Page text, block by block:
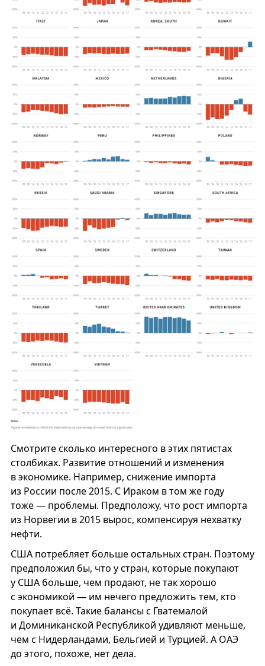
Смотрите сколько интересного в этих пятистах
столбиках. Развитие отношений и изменения
в экономике. Например, снижение импорта
из России после 2015. С Ираком в том же году
тоже — проблемы. Предположу, что рост импорта
из Норвегии в 2015 вырос, компенсируя нехватку
нефти.
США потребляет больше остальных стран. Поэтому
предположил бы, что у стран, которые покупают
у США больше, чем продают, не так хорошо
с экономикой — им нечего предложить тем, кто
покупает всё. Такие балансы c Гватемалой
и Доминиканской Республикой удивляют меньше,
чем с Нидерландами, Бельгией и Турцией. А ОАЭ
до этого, похоже, нет дела.